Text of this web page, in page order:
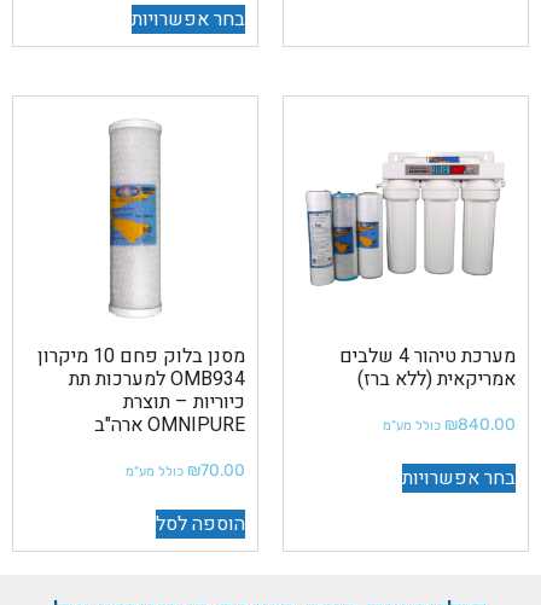
בחר אפשרויות
מערכת טיהור 4 שלבים
אמריקאית (ללא ברז)
₪840.00 כולל מע"מ
בחר אפשרויות
מסנן בלוק פחם 10 מיקרון
OMB934 למערכות תת
כיוריות – תוצרת
OMNIPURE ארה"ב
₪70.00 כולל מע"מ
הוספה לסל